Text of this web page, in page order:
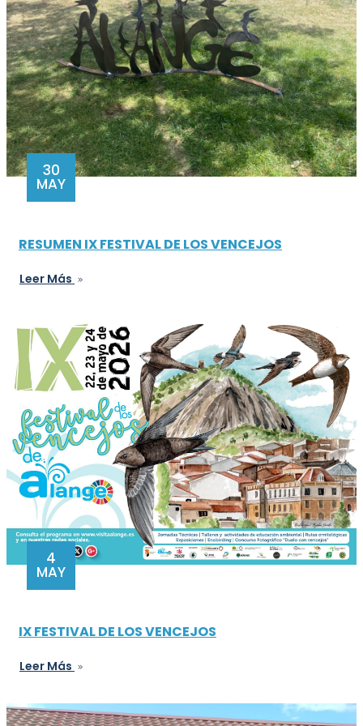
30
MAY
RESUMEN IX FESTIVAL DE LOS VENCEJOS
Leer Más
4
MAY
IX FESTIVAL DE LOS VENCEJOS
Leer Más